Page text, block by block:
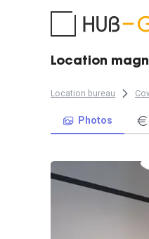
Location
Location bureau
Photos